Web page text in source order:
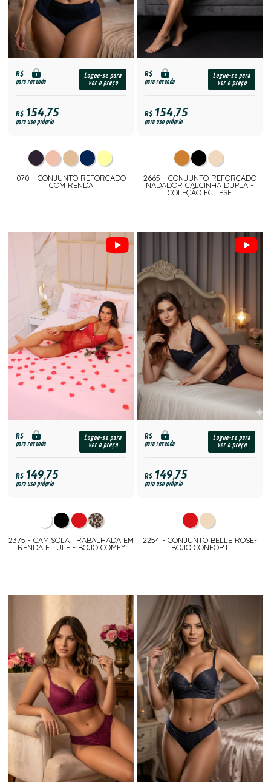
R$
para revenda
Logue-se para
ver o preço
R$154,75
para uso próprio
070 - CONJUNTO REFORCADO
COM RENDA
R$
para revenda
Logue-se para
ver o preço
R$154,75
para uso próprio
2665 - CONJUNTO REFORÇADO
NADADOR CALCINHA DUPLA -
COLEÇÃO ECLIPSE
R$
para revenda
Logue-se para
ver o preço
R$149,75
para uso próprio
2375 - CAMISOLA TRABALHADA EM
RENDA E TULE - BOJO COMFY
R$
para revenda
Logue-se para
ver o preço
R$149,75
para uso próprio
2254 - CONJUNTO BELLE ROSE-
BOJO CONFORT